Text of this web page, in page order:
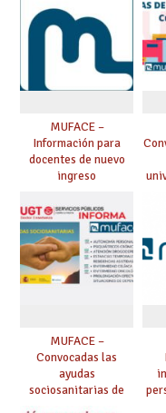
MUFACE –
Información para
docentes de nuevo
ingreso
MUFACE –
Convocadas las
ayudas
sociosanitarias de